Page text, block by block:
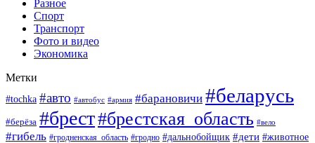
Разное
Спорт
Транспорт
Фото и видео
Экономика
Метки
#tochka #авто #автобус #армия #барановичи #беларусь
#берёза #брест#брестская_область #вело
#гибель #гродненская_область #гродно #дальнобойщик #дети #животное